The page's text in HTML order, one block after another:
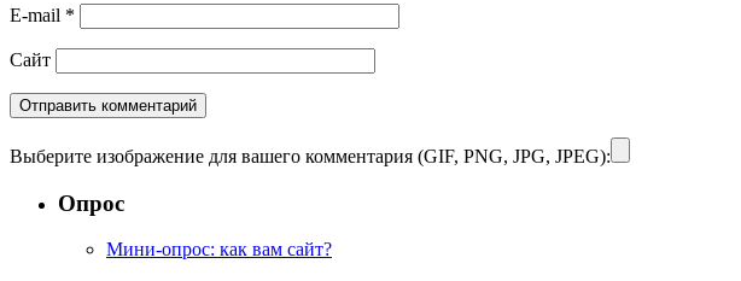
E-mail *
Сайт
Выберите изображение для вашего комментария (GIF, PNG, JPG, JPEG):
Опрос
Мини-опрос: как вам сайт?